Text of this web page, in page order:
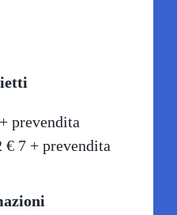
prevendita
7 + prevendita